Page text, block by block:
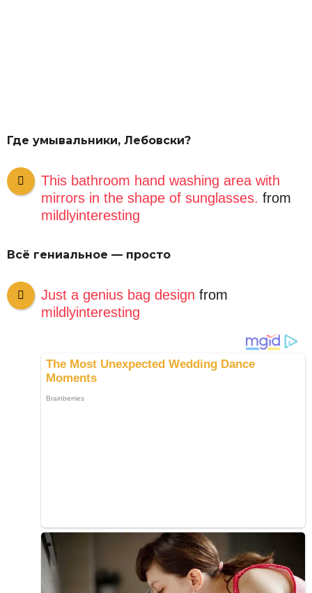
Где умывальники, Лебовски?
This bathroom hand washing area with
mirrors in the shape of sunglasses. from
mildlyinteresting
Всё гениальное — просто
Just a genius bag design from
mildlyinteresting